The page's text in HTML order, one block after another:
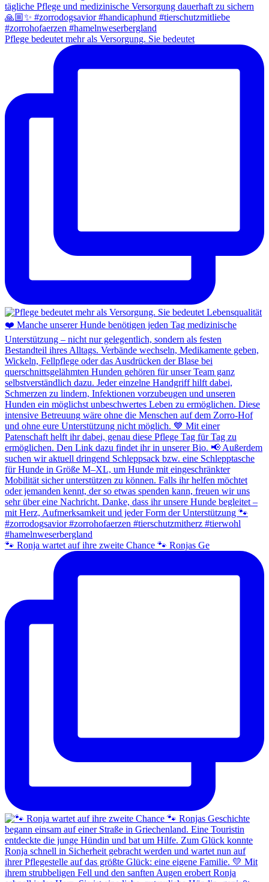
Pflege bedeutet mehr als Versorgung. Sie bedeutet
🐾 Ronja wartet auf ihre zweite Chance 🐾 Ronjas Ge